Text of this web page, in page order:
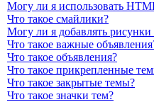
Могу ли я использовать
Что такое смайлики?
Могу ли я добавлять
Что такое важные
Что такое объявления?
Что такое прикрепленные
Что такое закрытые темы?
Что такое значки тем?